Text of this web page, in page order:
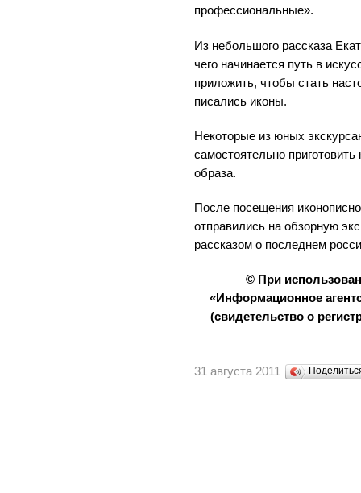
профессиональные».
Из небольшого рассказа
чего начинается путь в
приложить, чтобы стать
писались иконы.
Некоторые из юных
самостоятельно
образа.
После посещения
отправились на обзорную
рассказом о последнем
© При
«Информационное
(свидетельство о
31 августа 2011